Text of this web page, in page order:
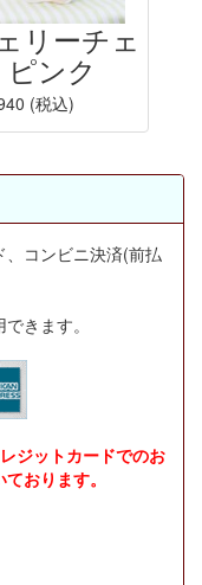
リーチェ
ピンク
(税込)
コンビニ決済(前払
きます。
ジットカードでのお
おります。